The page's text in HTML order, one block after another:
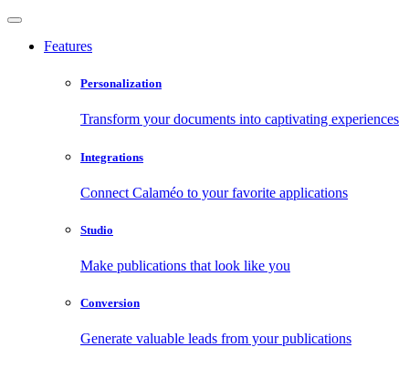
Features
Personalization
Transform your documents into captivating experiences
Integrations
Connect Calaméo to your favorite applications
Studio
Make publications that look like you
Conversion
Generate valuable leads from your publications